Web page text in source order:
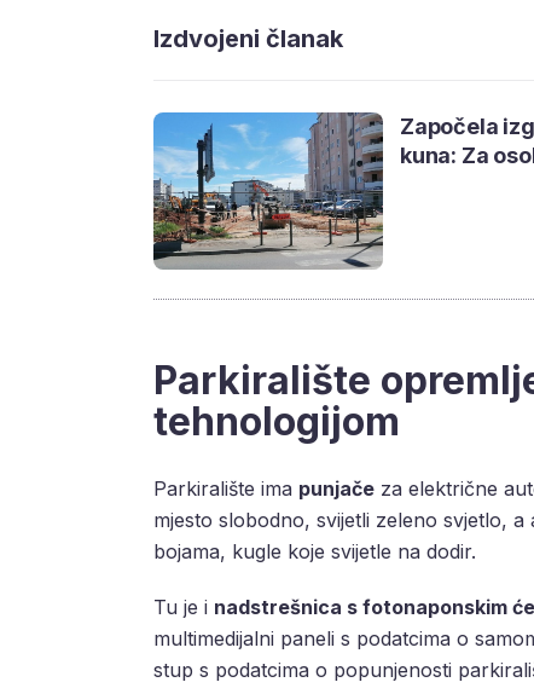
Izdvojeni članak
Započela
kuna: Za
Parkiralište
tehnologijom
Parkiralište ima punjače za električne
mjesto slobodno, svijetli zeleno svjetlo,
bojama, kugle koje svijetle na dodir.
Tu je i nadstrešnica s fotonaponskim
multimedijalni paneli s podatcima o
stup s podatcima o popunjenosti